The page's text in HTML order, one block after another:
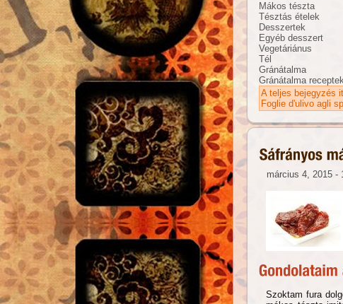
Mákos tészta
Tésztás ételek
Desszertek
Egyéb desszert
Vegetáriánus
Tél
Gránátalma
Gránátalma
A teljes bejegyzés
Foglie d'ulivo agli
március 4, 2015 -
Szoktam fura